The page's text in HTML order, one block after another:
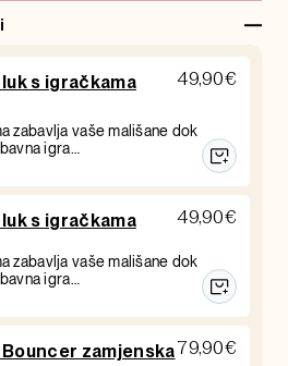
s igračkama
49,90€
zabavlja vaše mališane dok
igra…
s igračkama 49,90€
zabavlja vaše mališane dok
igra…
zamjenska79,90€